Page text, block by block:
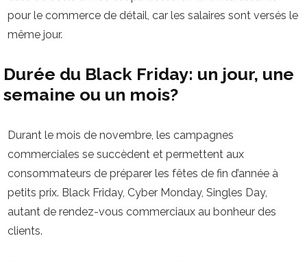
pour le commerce de détail, car les salaires sont versés le
même jour.
Durée du Black Friday: un jour, une
semaine ou un mois?
Durant le mois de novembre, les campagnes
commerciales se succèdent et permettent aux
consommateurs de préparer les fêtes de fin d’année à
petits prix. Black Friday, Cyber Monday, Singles Day,
autant de rendez-vous commerciaux au bonheur des
clients.